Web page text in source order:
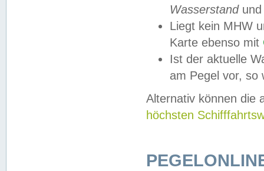
Wasserstandund
Liegt kein MHW
Karte ebenso mit
Ist der aktuelle
am Pegel vor,
Alternativ können die
höchsten